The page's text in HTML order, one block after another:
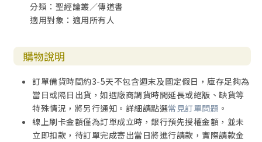
分類：聖經論叢／傳道書
適用對象：適用所有人
購物說明
訂單備貨時間約3-5天不包含週末及國定假日，庫存足夠為
當日或隔日出貨，如遇廠商調貨時間延長或絕版、缺貨等
特殊情況，將另行通知。詳細請點選常見訂單問題 。
線上刷卡金額僅為訂單成立時，銀行預先授權金額，並未
立即扣款，待訂單完成寄出當日將進行請款，實際請款金